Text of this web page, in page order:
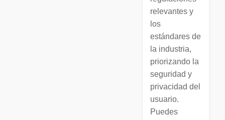
relevantes y
los
estándares de
la industria,
priorizando la
seguridad y
privacidad del
usuario.
Puedes